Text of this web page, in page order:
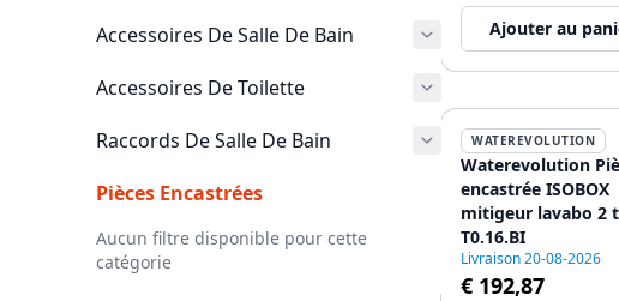
Accessoires De Salle De Bain
Accessoires De Toilette
Raccords De Salle De Bain
Pièces Encastrées
Aucun filtre disponible pour cette
catégorie
Ajouter au
WATEREVOLUTION
Waterevolution
encastrée ISOBOX
mitigeur lavabo 2
T0.16.BI
Livraison 20-08-2026
€ 192,87